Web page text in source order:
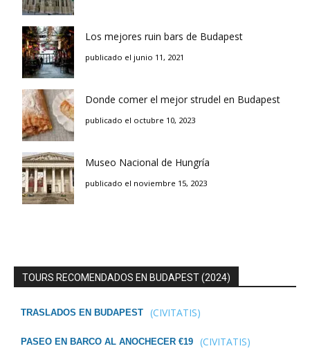
Los mejores ruin bars de Budapest
publicado el junio 11, 2021
Donde comer el mejor strudel en Budapest
publicado el octubre 10, 2023
Museo Nacional de Hungría
publicado el noviembre 15, 2023
TOURS RECOMENDADOS EN BUDAPEST (2024)
TRASLADOS EN BUDAPEST (CIVITATIS)
PASEO EN BARCO AL ANOCHECER €19 (CIVITATIS)